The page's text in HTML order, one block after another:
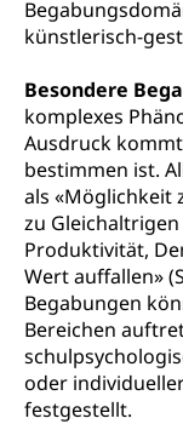
künstlerisch-
Besondere
komplexes
Ausdruck
bestimmen ist.
als «Möglichkeit
zu
Produktivität,
Wert auffallen»
Begabungen
Bereichen
oder
festgestellt.
Säule,
AHV-
IV-
Behinderung
geistige
Kultur und
Archive und
Bücher,